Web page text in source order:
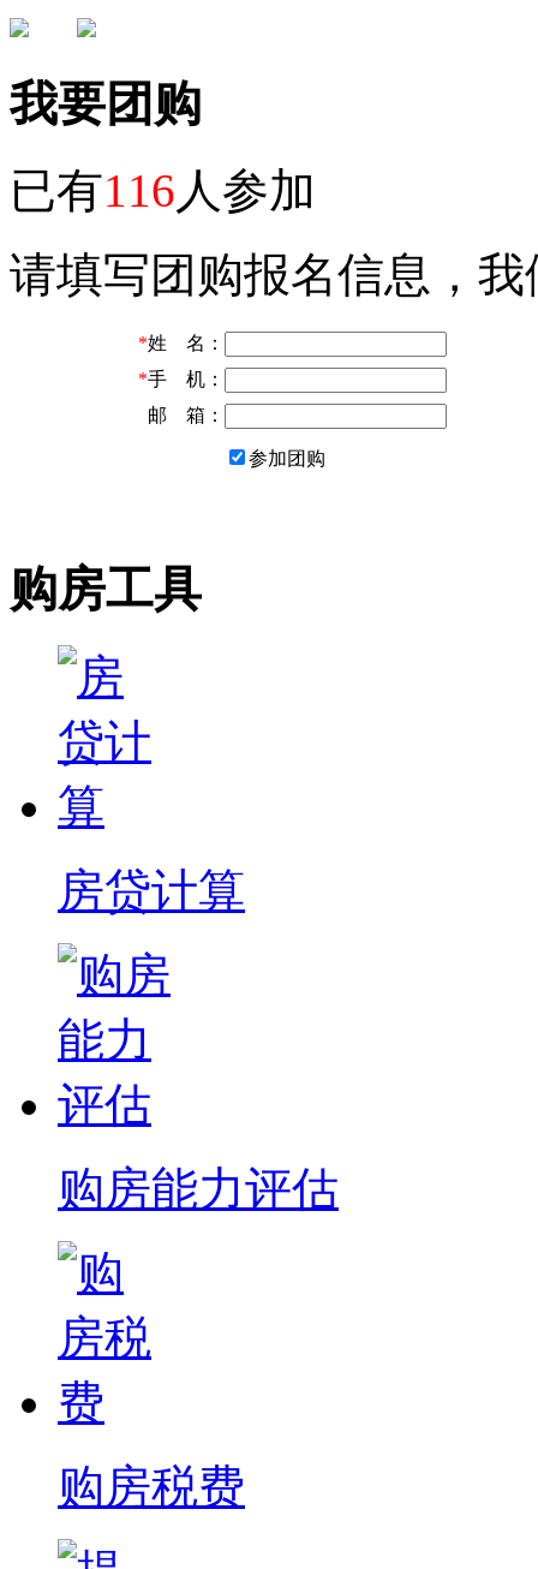
我要团购
已有116人参加
请填写团购报名信息，
*姓 名：
*手 机：
邮 箱：
参加团购
购房工具
房贷计算
购房能力评估
购房税费